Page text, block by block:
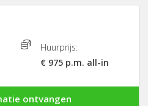
Huurprijs:
€ 975 p.m. all-in
ontvangen